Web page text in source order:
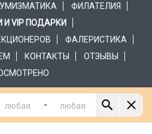
ФИЛАТЕЛИЯ
И VIP ПОДАРКИ
ФАЛЕРИСТИКА
КОНТАКТЫ
ОТЗЫВЫ
-